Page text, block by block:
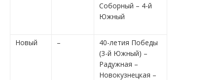
Соборный – 4-й
Южный
Новый –
40-летия Победы
(3-й Южный) –
Радужная –
Новокузнецкая –